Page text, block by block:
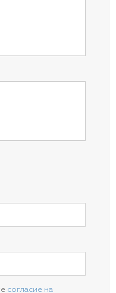
согласие на